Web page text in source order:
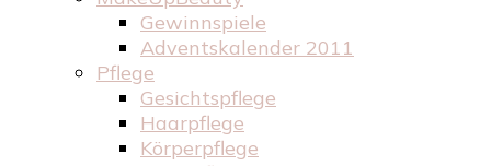
Gewinnspiele
Adventskalender 2011
Pflege
Gesichtspflege
Haarpflege
Körperpflege